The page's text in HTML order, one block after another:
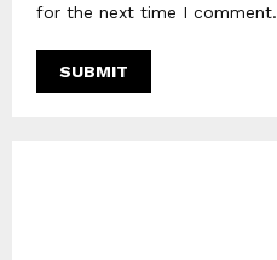
for the next time I comment.